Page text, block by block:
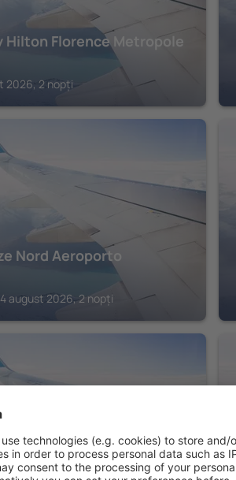
Hilton Florence Metropole
2026, 2 nopți
Nord Aeroporto
august 2026, 2 nopți
Aeroporto